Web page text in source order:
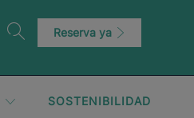
Reserva ya
SOSTENIBILIDAD